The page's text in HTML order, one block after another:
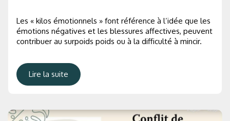
Les « kilos émotionnels » font référence à l’idée que les
émotions négatives et les blessures affectives, peuvent
contribuer au surpoids poids ou à la difficulté à mincir.
Lire la suite